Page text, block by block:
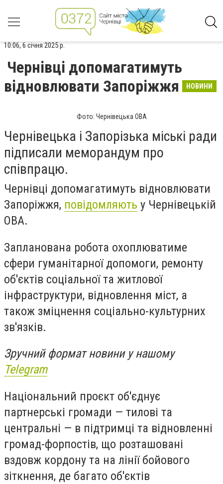
10:06, 6 січня 2025 р.
Чернівці допомагатимуть
відновлювати Запоріжжя
НОВИНИ
Фото: Чернівецька ОВА
Чернівецька і Запорізька міські ради
підписали меморандум про
співпрацю.
Чернівці допомагатимуть відновлювати
Запоріжжя, повідомляють у Чернівецькій
ОВА.
Запланована робота охоплюватиме
сфери гуманітарної допомоги, ремонту
об'єктів соціальної та житлової
інфраструктури, відновлення міст, а
також зміцнення соціально-культурних
зв'язків.
Зручний формат новини у нашому
Telegram
Національний проєкт об'єднує
партнерські громади — тилові та
центральні — в підтримці та відновленні
громад-форпостів, що розташовані
вздовж кордону та на лінії бойового
зіткнення, де багато об'єктів